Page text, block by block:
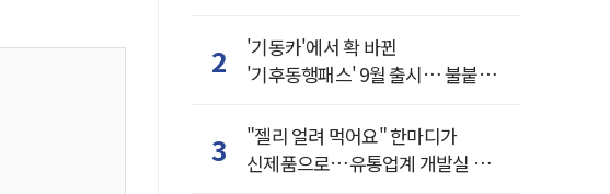
2
'기동카'에서 확 바뀐
'기후동행패스' 9월 출시… 불붙은
3
"젤리 얼려 먹어요" 한마디가
신제품으로…유통업계 개발실 된